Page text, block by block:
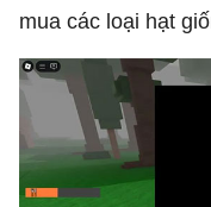
mua các loại hạt